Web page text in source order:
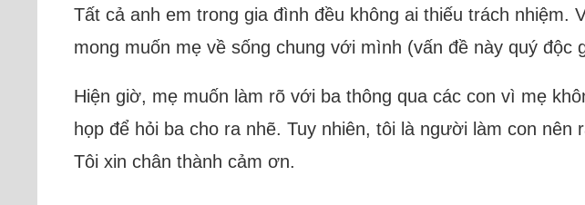
Tất cả anh em trong gia đình đều không ai thiếu trách
mong muốn mẹ về sống chung với mình (vấn đề này quý
Hiện giờ, mẹ muốn làm rõ với ba thông qua các con vì mẹ
họp để hỏi ba cho ra nhẽ. Tuy nhiên, tôi là người làm con
Tôi xin chân thành cảm ơn.